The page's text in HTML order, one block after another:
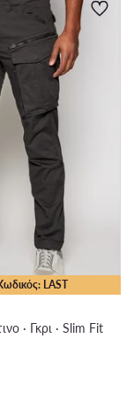
LAST
· Γκρι · Slim Fit